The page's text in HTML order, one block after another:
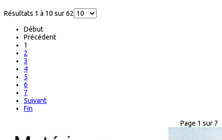
Résultats 1 à 10 sur 62
Début
Précédent
1
2
3
4
5
6
7
Suivant
Fin
Page 1 sur 7